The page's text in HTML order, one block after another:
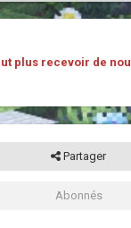
plus recevoir de
Partager
Abonnés